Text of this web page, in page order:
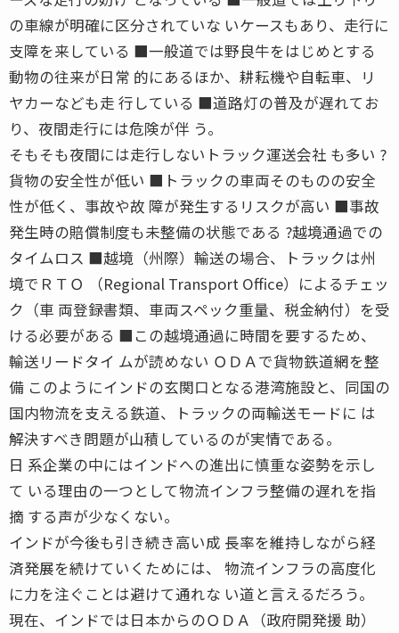
の車線が明確に区分されていな いケースもあり、走行に
支障を来している ■一般道では野良牛をはじめとする
動物の往来が日常 的にあるほか、耕耘機や自転車、リ
ヤカーなども走 行している ■道路灯の普及が遅れてお
り、夜間走行には危険が伴 う。
そもそも夜間には走行しないトラック運送会社 も多い ?
貨物の安全性が低い ■トラックの車両そのものの安全
性が低く、事故や故 障が発生するリスクが高い ■事故
発生時の賠償制度も未整備の状態である ?越境通過での
タイムロス ■越境（州際）輸送の場合、トラックは州
境でＲＴＯ （Regional Transport Office）によるチェッ
ク（車 両登録書類、車両スペック重量、税金納付）を受
ける必要がある ■この越境通過に時間を要するため、
輸送リードタイ ムが読めない ＯＤＡで貨物鉄道網を整
備 このようにインドの玄関口となる港湾施設と、同国の
国内物流を支える鉄道、トラックの両輸送モードに は
解決すべき問題が山積しているのが実情である。
日 系企業の中にはインドへの進出に慎重な姿勢を示し
て いる理由の一つとして物流インフラ整備の遅れを指
摘 する声が少なくない。
インドが今後も引き続き高い成 長率を維持しながら経
済発展を続けていくためには、 物流インフラの高度化
に力を注ぐことは避けて通れな い道と言えるだろう。
現在、インドでは日本からのＯＤＡ（政府開発援 助）